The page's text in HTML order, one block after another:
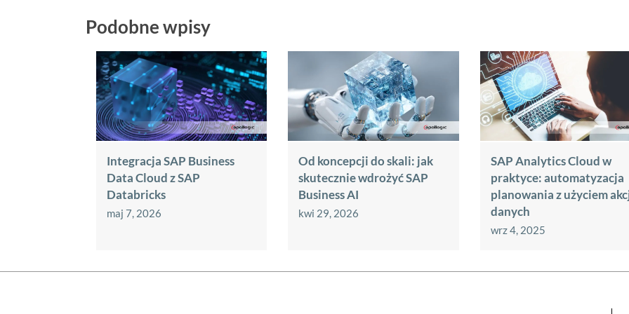
Podobne wpisy
Integracja SAP Business
Data Cloud z SAP
Databricks
maj 7, 2026
Od koncepcji do skali: jak
skutecznie wdrożyć SAP
Business AI
kwi 29, 2026
SAP Analytics Cloud w
praktyce: automatyzacja
planowania z użyciem
danych
wrz 4, 2025